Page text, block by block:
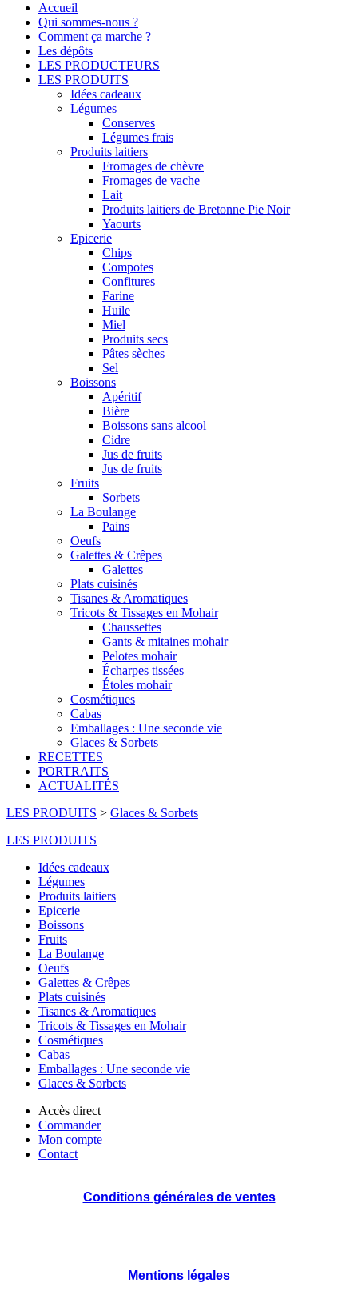
Accueil
Qui sommes-nous ?
Comment ça marche ?
Les dépôts
LES PRODUCTEURS
LES PRODUITS
Idées cadeaux
Légumes
Conserves
Légumes frais
Produits laitiers
Fromages de chèvre
Fromages de vache
Lait
Produits laitiers de Bretonne Pie Noir
Yaourts
Epicerie
Chips
Compotes
Confitures
Farine
Huile
Miel
Produits secs
Pâtes sèches
Sel
Boissons
Apéritif
Bière
Boissons sans alcool
Cidre
Jus de fruits
Jus de fruits
Fruits
Sorbets
La Boulange
Pains
Oeufs
Galettes & Crêpes
Galettes
Plats cuisinés
Tisanes & Aromatiques
Tricots & Tissages en Mohair
Chaussettes
Gants & mitaines mohair
Pelotes mohair
Écharpes tissées
Étoles mohair
Cosmétiques
Cabas
Emballages : Une seconde vie
Glaces & Sorbets
RECETTES
PORTRAITS
ACTUALITÉS
LES PRODUITS > Glaces & Sorbets
LES PRODUITS
Idées cadeaux
Légumes
Produits laitiers
Epicerie
Boissons
Fruits
La Boulange
Oeufs
Galettes & Crêpes
Plats cuisinés
Tisanes & Aromatiques
Tricots & Tissages en Mohair
Cosmétiques
Cabas
Emballages : Une seconde vie
Glaces & Sorbets
Accès direct
Commander
Mon compte
Contact
Conditions générales de ventes
Mentions légales